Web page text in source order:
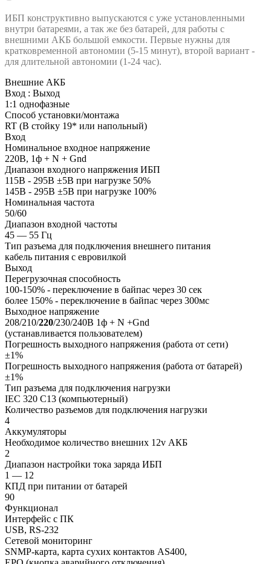
ИБП конструктивно выпускаются с уже установленными
внутри батареями, а так же без батарей, для работы с
внешними АКБ большой емкости. Первые нужны для
кратковременной автономии (5-15 минут), второй вариант -
для длительной автономии (1-24 час).
Внешние АКБ
Вход : Выход
1:1 однофазные
Способ установки/монтажа
RT (В стойку 19* или напольный)
Вход
Номинальное входное напряжение
220В, 1ф + N + Gnd
Диапазон входного напряжения ИБП
115В - 295В ±5В при нагрузке 50%
145В - 295В ±5В при нагрузке 100%
Номинальная частота
50/60
Диапазон входной частоты
45 — 55 Гц
Тип разъема для подключения внешнего питания
кабель питания с евровилкой
Выход
Перегрузочная способность
100-150% - переключение в байпас через 30 сек
более 150% - переключение в байпас через 300мс
Выходное напряжение
208/210/220/230/240В 1ф + N +Gnd
(устанавливается пользователем)
Погрешность выходного напряжения (работа от сети)
±1%
Погрешность выходного напряжения (работа от батарей)
±1%
Тип разъема для подключения нагрузки
IEC 320 C13 (компьютерный)
Количество разъемов для подключения нагрузки
4
Аккумуляторы
Необходимое количество внешних 12v АКБ
2
Диапазон настройки тока заряда ИБП
1 — 12
КПД при питании от батарей
90
Функционал
Интерфейс с ПК
USB, RS-232
Сетевой мониторинг
SNMP-карта, карта сухих контактов AS400,